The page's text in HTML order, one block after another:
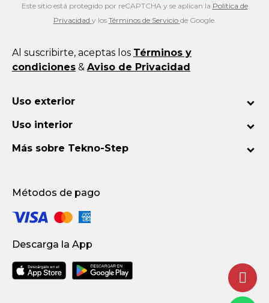
Este sitio está protegido por reCAPTCHA y se aplican la Política de
Privacidad y los Términos de Servicio de Google.
Al suscribirte, aceptas los Términos y
condiciones & Aviso de Privacidad
Uso exterior
Uso interior
Más sobre Tekno-Step
Métodos de pago
Descarga la App